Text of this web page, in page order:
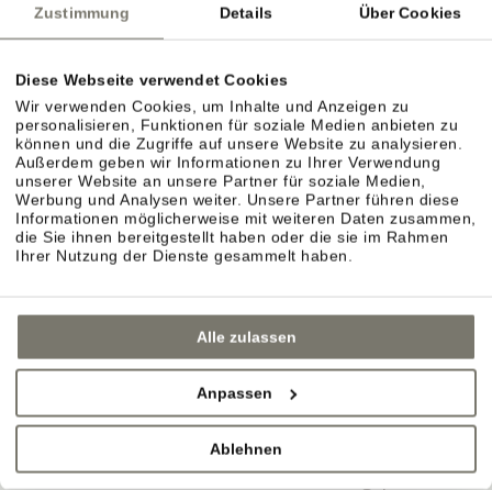
Zustimmung Details Über Cookies
Diese Webseite verwendet Cookies
Wir verwenden Cookies, um Inhalte und Anzeigen zu
personalisieren, Funktionen für soziale Medien anbieten zu
können und die Zugriffe auf unsere Website zu analysieren.
Außerdem geben wir Informationen zu Ihrer Verwendung
unserer Website an unsere Partner für soziale Medien,
Werbung und Analysen weiter. Unsere Partner führen diese
Informationen möglicherweise mit weiteren Daten zusammen,
die Sie ihnen bereitgestellt haben oder die sie im Rahmen
Ihrer Nutzung der Dienste gesammelt haben.
Alle zulassen
Anpassen
Ablehnen
GARTENTERRASSE IN EPPAN –
SCHATTEN, WEIN, GUTE GESPRÄCHE
Auf der Gartenterrasse wird die Mittagspause